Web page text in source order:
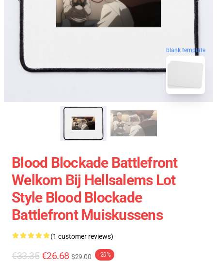
blank template
Blood Blockade Battlefront
Welkom Bij Hellsalems Lot
Style Blood Blockade
Battlefront Muiskussens
(1 customer reviews)
€33.35 €26.68 $29.00 -20%